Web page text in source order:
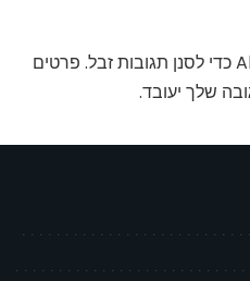
פרטים
שלך יעובד.